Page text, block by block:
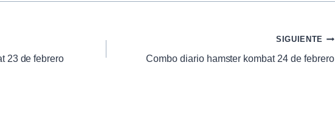
23 de febrero
SIGUIENTE
Combo diario hamster kombat 24 de febrero